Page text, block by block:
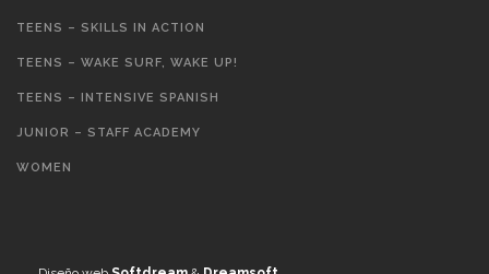
TEENS – SKILLS IN ACTION
TEENS – WAKE SURF, WAKE UP!
TEENS – INTENSIVE SPANISH
JUNIOR – STAFF ACADEMY
WOMEN